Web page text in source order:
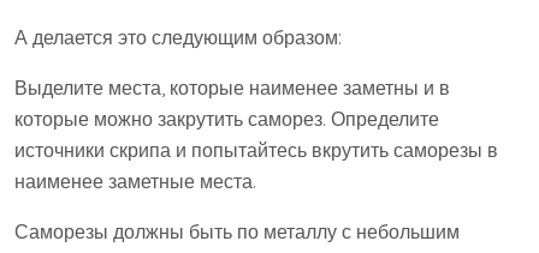
А делается это следующим образом:
Выделите места, которые наименее заметны и в
которые можно закрутить саморез. Определите
источники скрипа и попытайтесь вкрутить саморезы в
наименее заметные места.
Саморезы должны быть по металлу с небольшим